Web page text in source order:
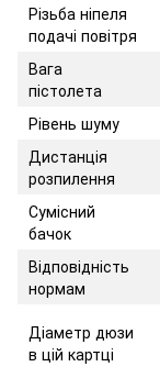
Різьба ніпеля
подачі повітря
Вага
пістолета
Рівень шуму
Дистанція
розпилення
Сумісний
бачок
Відповідність
нормам
Діаметр дюзи
в цій картці